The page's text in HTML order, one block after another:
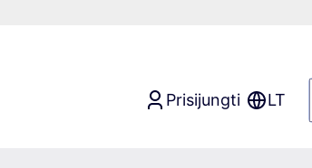
Prisijungti LT